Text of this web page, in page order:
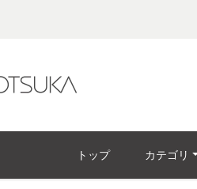
トップ カテゴリ